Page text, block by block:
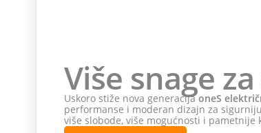
Više snage
Uskoro stiže nova generacijaoneS
performanse i moderan dizajn za
više slobode, više mogućnosti i pametnije